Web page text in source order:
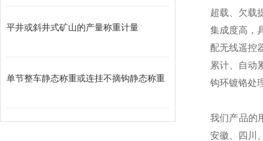
平井或斜井式矿山的产量称重计量
单节整车静态称重或连挂不摘钩静态称重
超载、欠载
集成度高，
配无线遥控
累计、自动
钩环镀铬处
我们产品的
安徽、四川